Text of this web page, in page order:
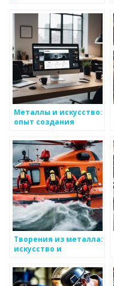
Металлы и искусство:
опыт создания
Творения из металла:
искусство и